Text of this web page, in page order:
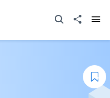
打开搜寻器分享至
添